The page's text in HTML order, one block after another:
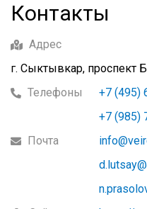
Контакты
Адрес
г. Сыктывкар, проспект
Телефоны
+7 (495)
+7 (985)
Почта